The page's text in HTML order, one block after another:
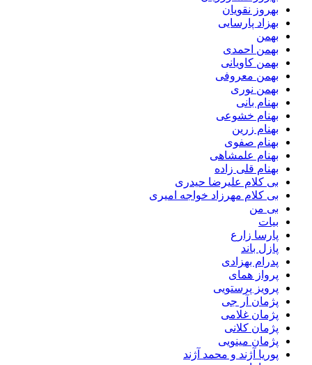
بهروز نقویان
بهزاد پارسایی
بهمن
بهمن احمدی
بهمن کاویانی
بهمن معروفی
بهمن نوری
بهنام بانی
بهنام خشوعی
بهنام زرین
بهنام صفوی
بهنام علمشاهی
بهنام قلی زاده
بی کلام علیرضا حیدری
بی کلام مهرزاد خواجه امیری
بی من
بیات
پارسا زارع
پازل باند
پدرام بهزادی
پرواز همای
پرویز پرستویی
پژمان آر جی
پژمان غلامی
پژمان کلانی
پژمان مینویی
پوریا آژند و محمد آژند